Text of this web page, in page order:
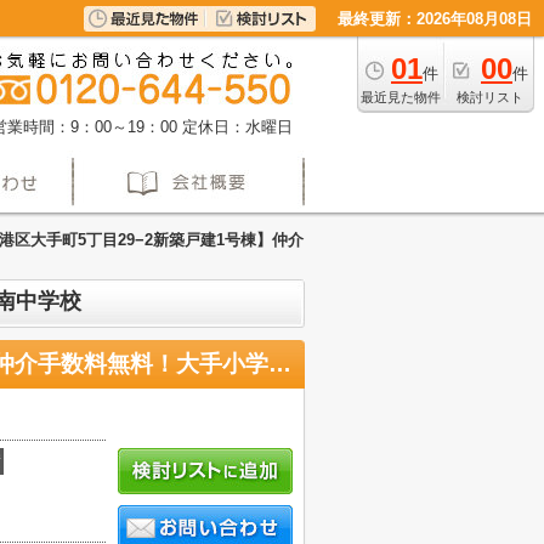
最終更新：2026年08月08日
01件
最近見た物件
00件
検討リスト
業時間：9：00～19：00 定休日：水曜日
区大手町5丁目29−2新築戸建1号棟】仲介
中学校
【名古屋市港区大手町5丁目29−2新築戸建1号棟】仲介手数料無料！大手小学校・港南中学校